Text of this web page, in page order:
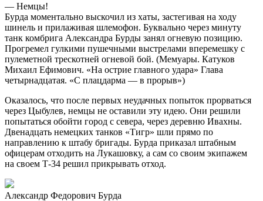
— Немцы!
Бурда моментально выскочил из хаты, застегивая на ходу
шинель и прилаживая шлемофон. Буквально через минуту
танк комбрига Александра Бурды занял огневую позицию.
Прогремел гулкими пушечными выстрелами вперемешку с
пулеметной трескотней огневой бой. (Мемуары. Катуков
Михаил Ефимович. «На острие главного удара» Глава
четырнадцатая. «С плацдарма — в прорыв»)
Оказалось, что после первых неудачных попыток прорваться
через Цыбулев, немцы не оставили эту идею. Они решили
попытаться обойти город с севера, через деревню Ивахны.
Двенадцать немецких танков «Тигр» шли прямо по
направлению к штабу бригады. Бурда приказал штабным
офицерам отходить на Лукашовку, а сам со своим экипажем
на своем Т-34 решил прикрывать отход.
Александр Федорович Бурда